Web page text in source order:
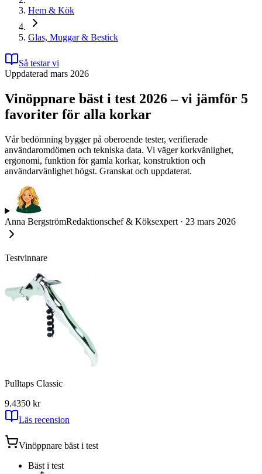
Hem & Kök
Glas, Muggar & Bestick
Så testar vi
Uppdaterad mars 2026
Vinöppnare bäst i test 2026 – vi jämför 5
favoriter för alla korkar
Vår bedömning bygger på oberoende tester, verifierade
användaromdömen och tekniska data. Vi väger korkvänlighet,
ergonomi, funktion för gamla korkar, konstruktion och
användarvänlighet högst. Granskat och uppdaterat.
Anna BergströmRedaktionschef & Köksexpert · 23 mars 2026
Testvinnare
Pulltaps Classic
9.4350 kr
Läs recension
Vinöppnare bäst i test
Bäst i test